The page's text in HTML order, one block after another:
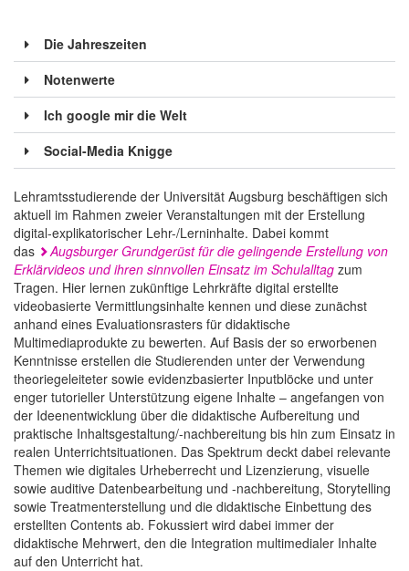
Die Jahreszeiten
Notenwerte
Ich google mir die Welt
Social-Media Knigge
Lehramtsstudierende der Universität Augsburg beschäftigen sich
aktuell im Rahmen zweier Veranstaltungen mit der Erstellung
digital-explikatorischer Lehr-/Lerninhalte. Dabei kommt
das
Augsburger Grundgerüst für die gelingende Erstellung von
Erklärvideos und ihren sinnvollen Einsatz im Schulalltag zum
Tragen. Hier lernen zukünftige Lehrkräfte digital erstellte
videobasierte Vermittlungsinhalte kennen und diese zunächst
anhand eines Evaluationsrasters für didaktische
Multimediaprodukte zu bewerten. Auf Basis der so erworbenen
Kenntnisse erstellen die Studierenden unter der Verwendung
theoriegeleiteter sowie evidenzbasierter Inputblöcke und unter
enger tutorieller Unterstützung eigene Inhalte – angefangen von
der Ideenentwicklung über die didaktische Aufbereitung und
praktische Inhaltsgestaltung/-nachbereitung bis hin zum Einsatz in
realen Unterrichtsituationen. Das Spektrum deckt dabei relevante
Themen wie digitales Urheberrecht und Lizenzierung, visuelle
sowie auditive Datenbearbeitung und -nachbereitung, Storytelling
sowie Treatmenterstellung und die didaktische Einbettung des
erstellten Contents ab. Fokussiert wird dabei immer der
didaktische Mehrwert, den die Integration multimedialer Inhalte
auf den Unterricht hat.